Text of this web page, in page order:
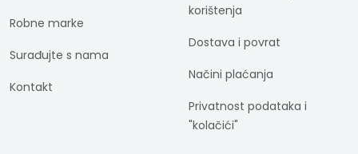
Robne marke
Surađujte s nama
Kontakt
korištenja
Dostava i povrat
Načini plaćanja
Privatnost podataka i
"kolačići"